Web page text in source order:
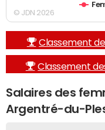
© JDN 2026
Classement
Classement
Salaires des
Argentré-du-